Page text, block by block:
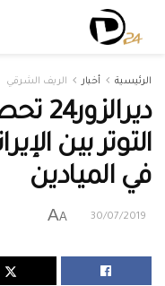
الرئيسية أخبار الريف الشرقي
التوتر بين
في الميادين
30/07/2019
A
A